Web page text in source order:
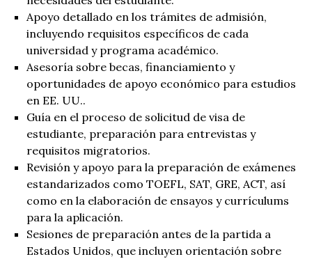
Apoyo detallado en los trámites de admisión,
incluyendo requisitos específicos de cada
universidad y programa académico.
Asesoría sobre becas, financiamiento y
oportunidades de apoyo económico para estudios
en EE. UU..
Guía en el proceso de solicitud de visa de
estudiante, preparación para entrevistas y
requisitos migratorios.
Revisión y apoyo para la preparación de exámenes
estandarizados como TOEFL, SAT, GRE, ACT, así
como en la elaboración de ensayos y currículums
para la aplicación.
Sesiones de preparación antes de la partida a
Estados Unidos, que incluyen orientación sobre